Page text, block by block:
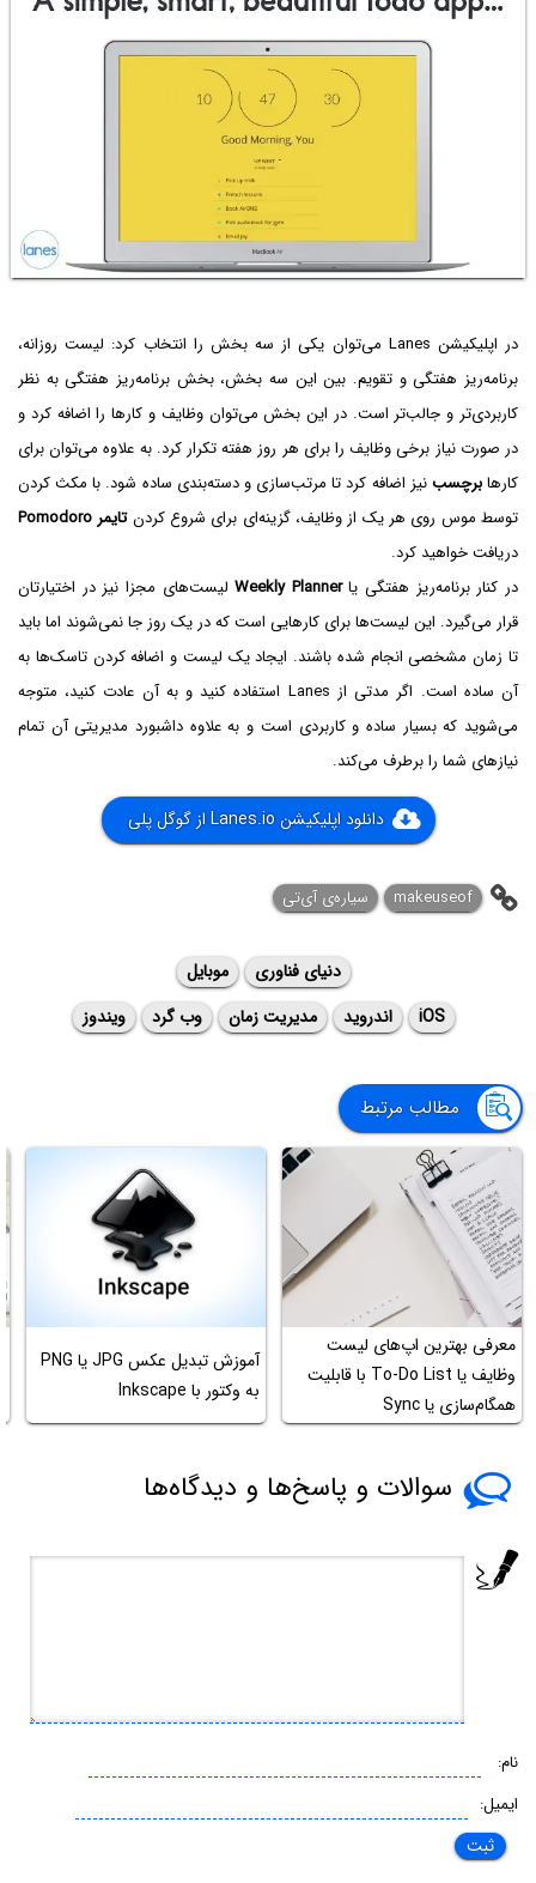
در اپلیکیشن Lanes می‌توان یکی از سه بخش را انتخاب کرد: لیست روزانه،
برنامه‌ریز هفتگی و تقویم. بین این سه بخش، بخش برنامه‌ریز هفتگی به نظر
کاربردی‌تر و جالب‌تر است. در این بخش می‌توان وظایف و کارها را اضافه کرد و
در صورت نیاز برخی وظایف را برای هر روز هفته تکرار کرد. به علاوه می‌توان برای
کارهابرچسبنیز اضافه کرد تا مرتب‌سازی و دسته‌بندی ساده شود. با مکث کردن
توسط موس روی هر یک از وظایف، گزینه‌ای برای شروع کردنتایمر Pomodoro
دریافت خواهید کرد.
در کنار برنامه‌ریز هفتگی یاWeekly Plannerلیست‌های مجزا نیز در اختیارتان
قرار می‌گیرد. این لیست‌ها برای کارهایی است که در یک روز جا نمی‌شوند اما باید
تا زمان مشخصی انجام شده باشند. ایجاد یک لیست و اضافه کردن تاسک‌ها به
آن ساده است. اگر مدتی از Lanes استفاده کنید و به آن عادت کنید، متوجه
می‌شوید که بسیار ساده و کاربردی است و به علاوه داشبورد مدیریتی آن تمام
نیازهای شما را برطرف می‌کند.
دانلود اپلیکیشن Lanes.io از گوگل پلی
makeuseof سیاره‌ی آی‌تی
دنیای فناوری
موبایل
iOS
اندروید مدیریت زمان وب گرد ویندوز
مطالب مرتبط
معرفی بهترین اپ‌های لیست
وظایف یا To-Do List با قابلیت
همگام‌سازی یا Sync
آموزش تبدیل عکس JPG یا PNG
به وکتور با Inkscape
سوالات و پاسخ‌ها و دیدگاه‌ها
نام:
ایمیل: